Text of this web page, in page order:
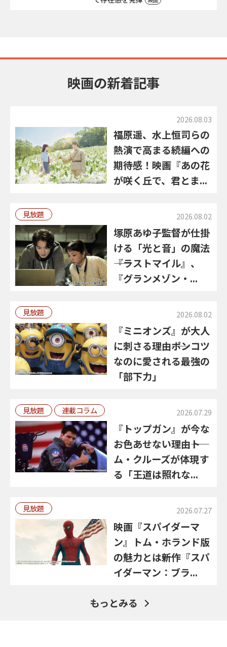
映画の新着記事
2026.08.03
福原遥、水上恒司らの
熱演で高まる続編への
期待感！映画『あの花
が咲く丘で、君とま...
見放題 2026.08.02
塚原あゆ子監督が仕掛
ける「光と音」の魔法
――『ラストマイル』、
『グランメゾン・...
見放題 2026.08.02
『ミニオンズ』が大人
に刺さる理由――ポンコツ
なのに愛される最強の
「部下力」
見放題 連載コラム 2026.07.29
『トップガン』が今な
お色あせない理由――ト
ム・クルーズが体現す
る「王道は照れな...
見放題 2026.07.27
映画『スパイダーマ
ン』トム・ホランド版
の魅力とは――新作『スパ
イダーマン：ブラ...
もっとみる